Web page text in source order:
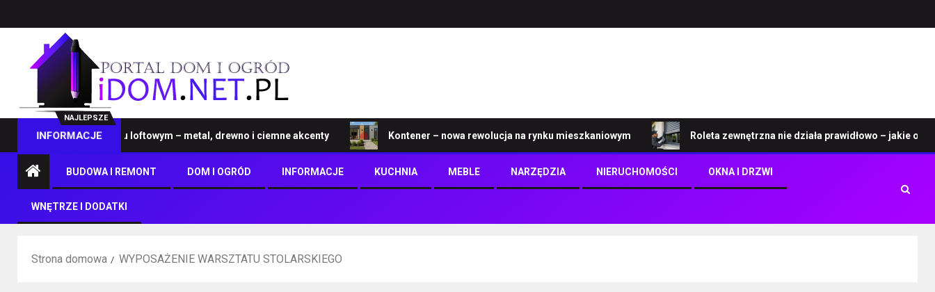
NAJLEPSZE
INFORMACJE
na wymiar w stylu loftowym – metal, drewno i ciemne akcenty Kontener – nowa rewolucja na rynku mieszkaniowym Roleta zewnętrzna nie działa prawidłowo – jakie objawy
BUDOWA I REMONT DOM I OGRÓD INFORMACJE KUCHNIA MEBLE NARZĘDZIA NIERUCHOMOŚCI OKNA I DRZWI
WNĘTRZE I DODATKI
Strona domowa WYPOSAŻENIE WARSZTATU STOLARSKIEGO